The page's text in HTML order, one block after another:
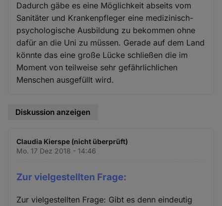
Dadurch gäbe es eine Möglichkeit abseits vom
Sanitäter und Krankenpfleger eine medizinisch-
psychologische Ausbildung zu bekommen ohne
dafür an die Uni zu müssen. Gerade auf dem Land
könnte das eine große Lücke schließen die im
Moment von teilweise sehr gefährlichlichen
Menschen ausgefüllt wird.
Diskussion anzeigen
Claudia Kierspe (nicht überprüft)
Mo. 17 Dez 2018 - 14:46
Zur vielgestellten Frage:
Zur vielgestellten Frage: Gibt es denn eindeutig